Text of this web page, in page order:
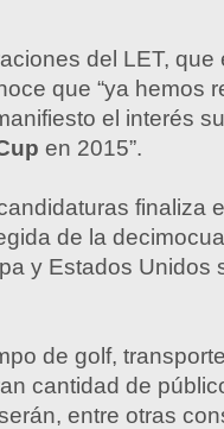
del LET, que
que “ya hemos
el interés
en 2015”.
finaliza
de la
y Estados Unidos
de golf,
cantidad de
entre otras